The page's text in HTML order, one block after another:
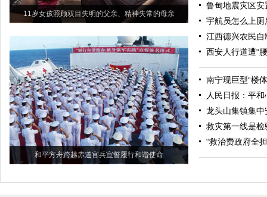
11岁女孩照顾双目失明的父亲、精神失常的母亲
和平方舟跨越赤道官兵宣誓履行和谐使命
鲁甸地震灾区
宇航员怎么上
江西德兴农民自
西安人行道遭“
南宁现巨型“楼
人民日报：平
龙头山集镇集
救灾第一线是检
“救治费政府全